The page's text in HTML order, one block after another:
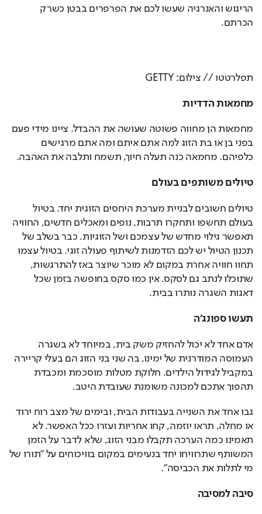
הריגוש והאנרגיה שעשו לכם את הפרפרים בבטן כשרק
הכרתם.
תפלרטטו // צילום: GETTY
מחמאות הדדיות
מחמאות הן מחווה פשוטה שעושה את ההבדל. ציינו מידי פעם
בפני בן או בת הזוג למה אתם איתם ומה אתם מרגישים
כלפיהם. מחמאה כנה תעלה חיוך, תשמח ותלבה את האהבה.
טיולים משותפים בעולם
טיולים חשובים לבניית מערכת היחסים הזוגית יחד. בטיול
בעולם תחשפו ותחקרו תרבות, נופים ומאכלים חדשים, החוויה
תאפשר גילוי מחדש של עצמכם ושל הזוגיות. כבר בשלב של
תכנון הטיול יש לכם הזדמנות לשיתוף פעולה זוגי. בטיול עצמו
תחוו חוויה אחרת במקום לא מוכר שיוצר באז להתרגשות,
שתוכלו לנתב גם לסקס. אין כמו סקס בחופשה בזמן שכל
דאגות השגרה נותרו בבית.
תעשו ספונג'ה
אדם אחד לא יכול להחזיק משק בית, במיוחד לא בשגרה
העמוסה המודרנית של ימינו, בה שני בני הזוג הם בעלי קריירה
במקביל לגידול הילדים. חלוקת מטלות מוסכמת ומכבדת
תהפוך אתכם למכונה משומנת שעובדת היטב.
גבו אחד את השנייה בעבודות הבית, ובימים של מצב רוח ירוד
או מחלה, תראו יוזמה, קחו אחריות ועזרו ככל האפשר. לא
תאמינו כמה הערכה תקבלו מבני הזוג, שלא לדבר על הזמן
המשותף שתרוויחו יחד בנעימים במקום בוויכוחים על "תורו של
מי לתלות את הכביסה".
סיבה למסיבה